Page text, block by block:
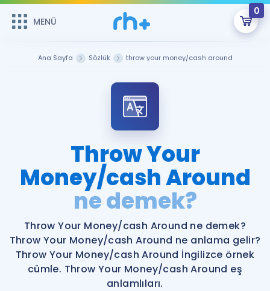
MENÜ
0
Şifremi Hatırlamıyorum
ÜYE DEĞİLİM
Sepetin Şu An Boş.
Remzi Hoca ile seni sınava hazırlayacak onlarca eğitim seni
bekliyor!
MENÜ
Katılımcı Görüşleri
Faydalı Araçlar
Ücretsiz Kaynaklar
Sözlük
Puan Hesaplama
Blog
İngilizce Gramer
Hakkımızda
Kariyer
Soru & Cevap
İletişim
Ana Sayfa Sözlük throw your money/cash around
Throw Your
Money/cash Around
ne demek?
Throw Your Money/cash Around ne demek?
Throw Your Money/cash Around ne anlama gelir?
Throw Your Money/cash Around İngilizce örnek
cümle. Throw Your Money/cash Around eş
anlamlıları.